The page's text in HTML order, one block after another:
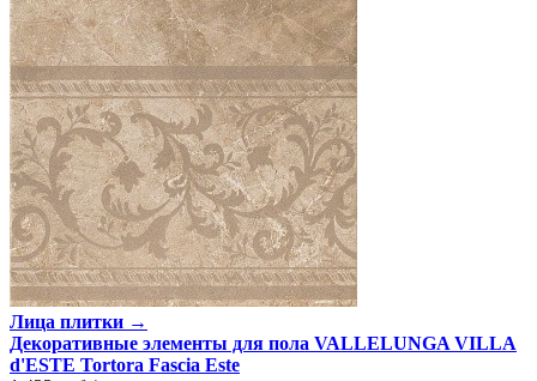
Лица плитки →
Декоративные элементы для пола VALLELUNGA VILLA
d'ESTE Tortora Fascia Este